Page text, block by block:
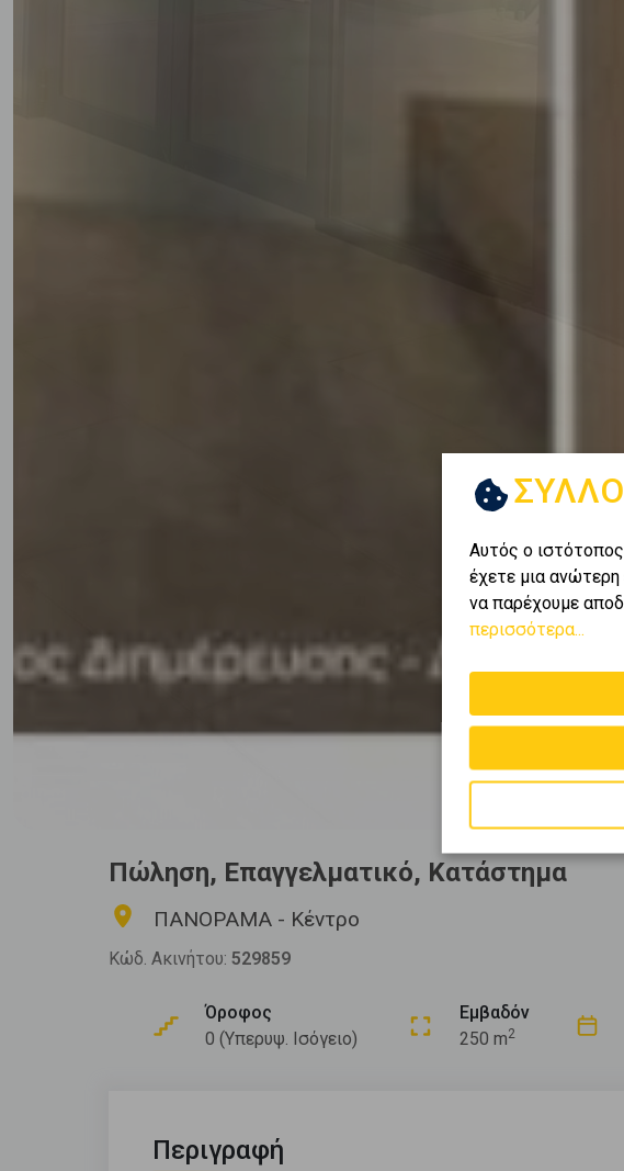
Πώληση, Επαγγελματικό, Κατάστημα
ΠΑΝΟΡΑΜΑ - Κέντρο
Κώδ. Ακινήτου: 529859
Όροφος
0 (Υπερυψ. Ισόγειο)
Εμβαδόν
250 m2
Περιγραφή
Αυτός ο
έχετε μια
να παρέχουμε
περισσότερα...